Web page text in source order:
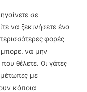
σε
να ξεκινήσετε ένα
φορές
να μην
θέλετε. Οι γάτες
με
κάποια